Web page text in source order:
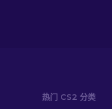
热门 CS2 分类